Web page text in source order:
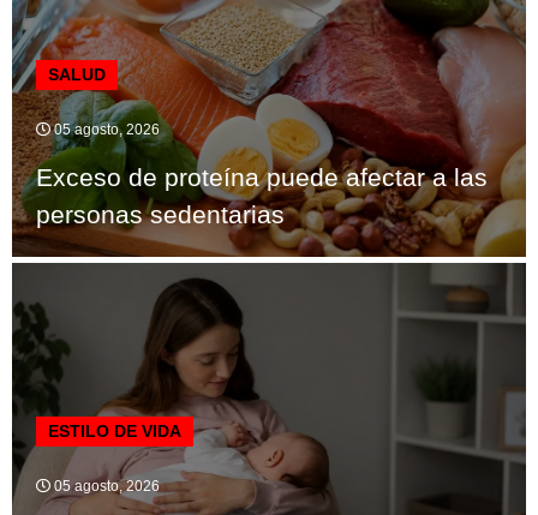
SALUD
05 agosto, 2026
Exceso de proteína puede afectar a las
personas sedentarias
ESTILO DE VIDA
05 agosto, 2026